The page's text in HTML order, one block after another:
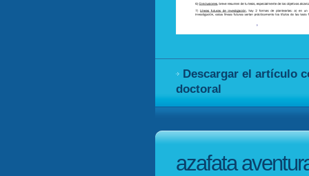
Descargar el artículo
doctoral
azafata